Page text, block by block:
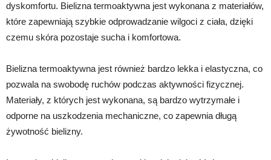
dyskomfortu. Bielizna termoaktywna jest wykonana z materiałów,
które zapewniają szybkie odprowadzanie wilgoci z ciała, dzięki
czemu skóra pozostaje sucha i komfortowa.
Bielizna termoaktywna jest również bardzo lekka i elastyczna, co
pozwala na swobodę ruchów podczas aktywności fizycznej.
Materiały, z których jest wykonana, są bardzo wytrzymałe i
odporne na uszkodzenia mechaniczne, co zapewnia długą
żywotność bielizny.